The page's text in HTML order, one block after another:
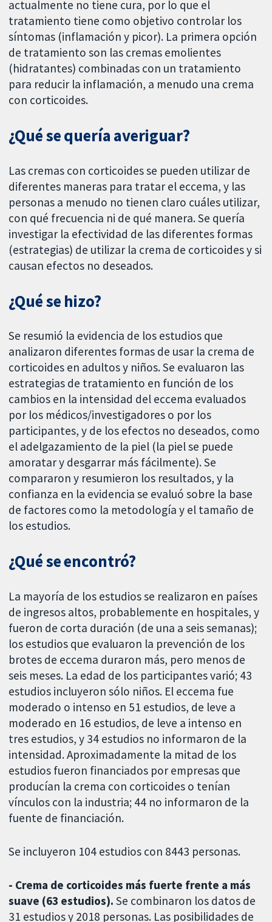
actualmente no tiene cura, por lo que el
tratamiento tiene como objetivo controlar los
síntomas (inflamación y picor). La primera opción
de tratamiento son las cremas emolientes
(hidratantes) combinadas con un tratamiento
para reducir la inflamación, a menudo una crema
con corticoides.
¿Qué se quería averiguar?
Las cremas con corticoides se pueden utilizar de
diferentes maneras para tratar el eccema, y las
personas a menudo no tienen claro cuáles utilizar,
con qué frecuencia ni de qué manera. Se quería
investigar la efectividad de las diferentes formas
(estrategias) de utilizar la crema de corticoides y si
causan efectos no deseados.
¿Qué se hizo?
Se resumió la evidencia de los estudios que
analizaron diferentes formas de usar la crema de
corticoides en adultos y niños. Se evaluaron las
estrategias de tratamiento en función de los
cambios en la intensidad del eccema evaluados
por los médicos/investigadores o por los
participantes, y de los efectos no deseados, como
el adelgazamiento de la piel (la piel se puede
amoratar y desgarrar más fácilmente). Se
compararon y resumieron los resultados, y la
confianza en la evidencia se evaluó sobre la base
de factores como la metodología y el tamaño de
los estudios.
¿Qué se encontró?
La mayoría de los estudios se realizaron en países
de ingresos altos, probablemente en hospitales, y
fueron de corta duración (de una a seis semanas);
los estudios que evaluaron la prevención de los
brotes de eccema duraron más, pero menos de
seis meses. La edad de los participantes varió; 43
estudios incluyeron sólo niños. El eccema fue
moderado o intenso en 51 estudios, de leve a
moderado en 16 estudios, de leve a intenso en
tres estudios, y 34 estudios no informaron de la
intensidad. Aproximadamente la mitad de los
estudios fueron financiados por empresas que
producían la crema con corticoides o tenían
vínculos con la industria; 44 no informaron de la
fuente de financiación.
Se incluyeron 104 estudios con 8443 personas.
- Crema de corticoides más fuerte frente a más
suave (63 estudios).Se combinaron los datos de
31 estudios y 2018 personas. Las posibilidades de